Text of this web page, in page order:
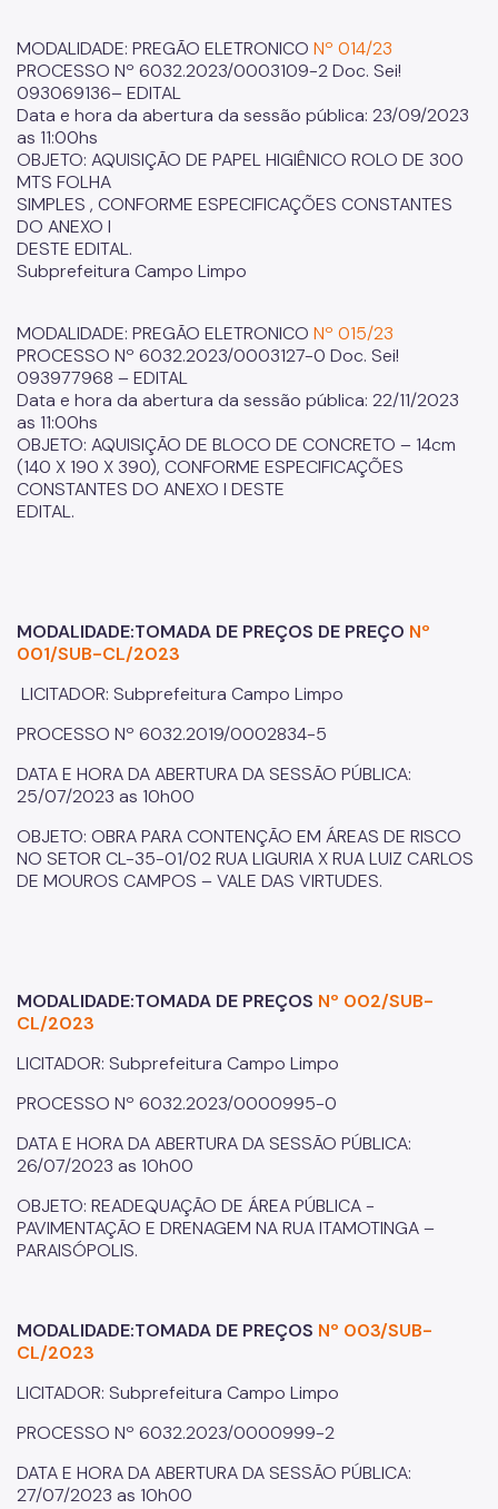
MODALIDADE: PREGÃO ELETRONICO Nº 014/23
PROCESSO Nº 6032.2023/0003109-2 Doc. Sei!
093069136– EDITAL
Data e hora da abertura da sessão pública: 23/09/2023
as 11:00hs
OBJETO: AQUISIÇÃO DE PAPEL HIGIÊNICO ROLO DE 300
MTS FOLHA
SIMPLES , CONFORME ESPECIFICAÇÕES CONSTANTES
DO ANEXO I
DESTE EDITAL.
Subprefeitura Campo Limpo
MODALIDADE: PREGÃO ELETRONICO Nº 015/23
PROCESSO Nº 6032.2023/0003127-0 Doc. Sei!
093977968 – EDITAL
Data e hora da abertura da sessão pública: 22/11/2023
as 11:00hs
OBJETO: AQUISIÇÃO DE BLOCO DE CONCRETO – 14cm
(140 X 190 X 390), CONFORME ESPECIFICAÇÕES
CONSTANTES DO ANEXO I DESTE
EDITAL.
MODALIDADE:TOMADA DE PREÇOS DE PREÇO Nº
001/SUB-CL/2023
LICITADOR: Subprefeitura Campo Limpo
PROCESSO Nº 6032.2019/0002834-5
DATA E HORA DA ABERTURA DA SESSÃO PÚBLICA:
25/07/2023 as 10h00
OBJETO: OBRA PARA CONTENÇÃO EM ÁREAS DE RISCO
NO SETOR CL-35-01/02 RUA LIGURIA X RUA LUIZ CARLOS
DE MOUROS CAMPOS – VALE DAS VIRTUDES.
MODALIDADE:TOMADA DE PREÇOS Nº 002/SUB-
CL/2023
LICITADOR: Subprefeitura Campo Limpo
PROCESSO Nº 6032.2023/0000995-0
DATA E HORA DA ABERTURA DA SESSÃO PÚBLICA:
26/07/2023 as 10h00
OBJETO: READEQUAÇÃO DE ÁREA PÚBLICA -
PAVIMENTAÇÃO E DRENAGEM NA RUA ITAMOTINGA –
PARAISÓPOLIS.
MODALIDADE:TOMADA DE PREÇOS Nº 003/SUB-
CL/2023
LICITADOR: Subprefeitura Campo Limpo
PROCESSO Nº 6032.2023/0000999-2
DATA E HORA DA ABERTURA DA SESSÃO PÚBLICA:
27/07/2023 as 10h00